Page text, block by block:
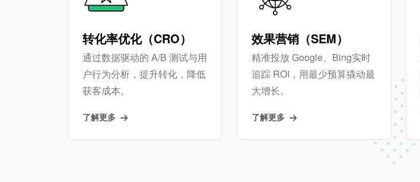
转化率优化（CRO）
通过数据驱动的 A/B 测试与用
户行为分析，提升转化，降低
获客成本。
了解更多
效果营销（SEM）
精准投放 Google、Bing实时
追踪 ROI，用最少预算撬动最
大增长。
了解更多